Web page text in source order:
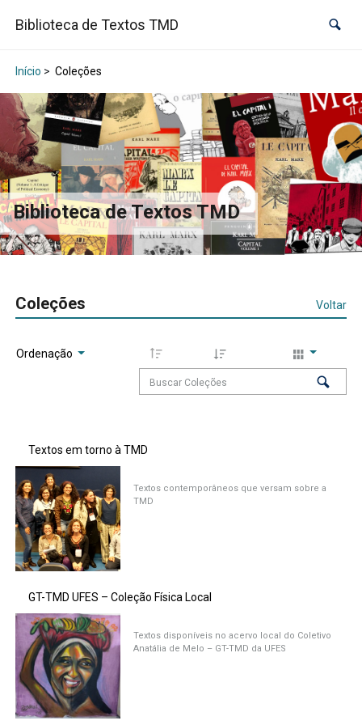
Biblioteca de Textos TMD
Início > Coleções
Biblioteca de Textos TMD
Coleções Voltar
Ordenação
Textos em torno à TMD
Textos contemporâneos que versam sobre a
TMD
GT-TMD UFES – Coleção Física Local
Textos disponíveis no acervo local do Coletivo
Anatália de Melo – GT-TMD da UFES